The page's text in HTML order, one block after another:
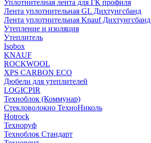
Уплотнителная лента для ГК профиля
Лента уплотнительная GL Дихтунгсбанд
Лента уплотнительная Knauf Дихтунгсбанд
Утепление и изоляция
Утеплитель
Isobox
KNAUF
ROCKWOOL
XPS CARBON ECO
Дюбели для утеплителей
LOGICPIR
Техноблок (Коммунар)
Стекловолокно ТехноНиколь
Hotrock
Технoруф
Техноблок Стандарт